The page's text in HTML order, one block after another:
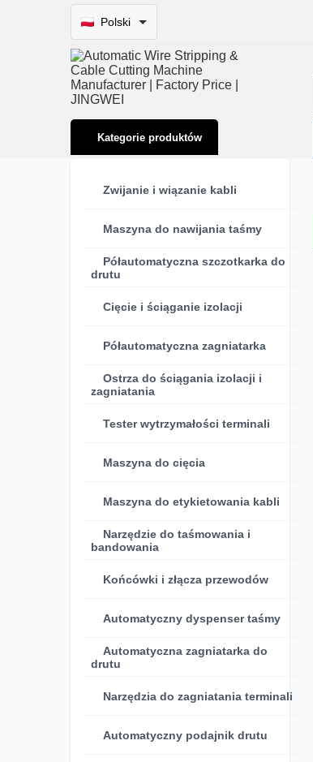
Polski
Kategorie produktów
Zwijanie i wiązanie kabli
Maszyna do nawijania taśmy
Półautomatyczna szczotkarka do
drutu
Cięcie i ściąganie izolacji
Półautomatyczna zagniatarka
Ostrza do ściągania izolacji i
zagniatania
Tester wytrzymałości terminali
Maszyna do cięcia
Maszyna do etykietowania kabli
Narzędzie do taśmowania i
bandowania
Końcówki i złącza przewodów
Automatyczny dyspenser taśmy
Automatyczna zagniatarka do
drutu
Narzędzia do zagniatania terminali
Automatyczny podajnik drutu